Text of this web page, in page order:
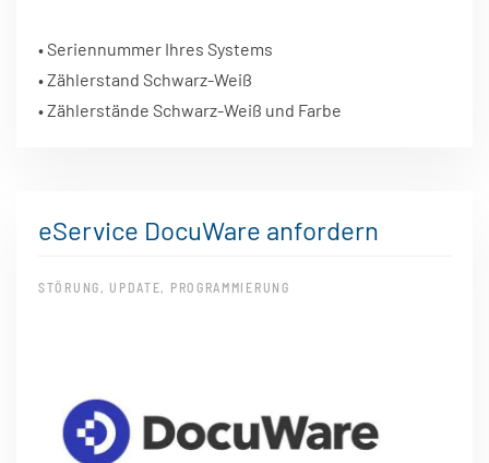
• Seriennummer Ihres Systems
• Zählerstand Schwarz-Weiß
• Zählerstände Schwarz-Weiß und Farbe
eService DocuWare anfordern
STÖRUNG, UPDATE, PROGRAMMIERUNG